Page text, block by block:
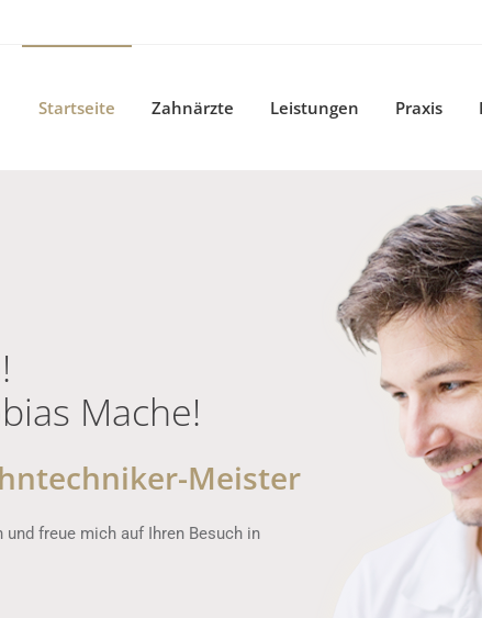
Startseite Zahnärzte Leistungen Praxis
Mache!
Meister
freue mich auf Ihren Besuch in